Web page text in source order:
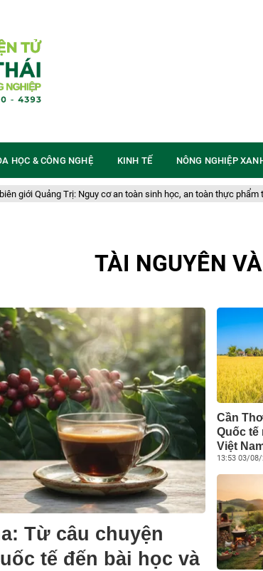
Nguy cơ an toàn sinh học, an toàn thực phẩm từ sản phẩm
HỌC & CÔNG NGHỆ KINH TẾ NÔNG NGHIỆP
TÀI NGUYÊN
Từ câu chuyện
tế đến bài học và
Cần
Quốc tế
Việt
13:53 03/